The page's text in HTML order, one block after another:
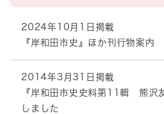
背景色変更 白 黒 青
とじる
2024年10月1日掲載
『岸和田市史』ほか刊行物案内
2014年3月31日掲載
『岸和田市史史料第11輯 熊沢
しました